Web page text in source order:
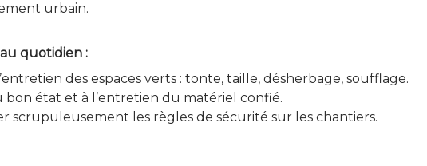
urbain.
au quotidien :
des espaces verts : tonte, taille, désherbage, soufflage.
bon état et à l’entretien du matériel confié.
scrupuleusement les règles de sécurité sur les chantiers.